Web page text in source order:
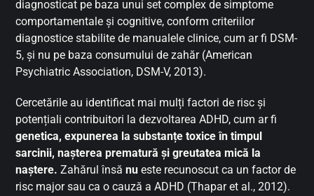
diagnosticat pe baza unui set complex de simptome
comportamentale și cognitive, conform criteriilor
diagnostice stabilite de manualele clinice, cum ar fi DSM-
5, și nu pe baza consumului de zahăr (American
Psychiatric Association, DSM-V, 2013).
Cercetările au identificat mai mulți factori de risc și
potențiali contribuitori la dezvoltarea ADHD, cum ar fi
genetica, expunerea la substanțe toxice în timpul
sarcinii, nașterea prematură și greutatea mică la
naștere. Zahărul însănu este recunoscut ca un factor de
risc major sau ca o cauză a ADHD (Thapar et al., 2012).